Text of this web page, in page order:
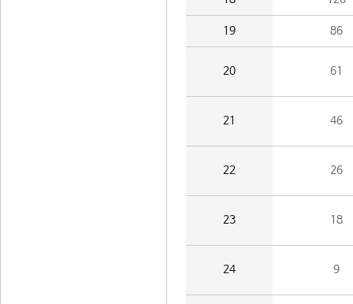
19 86
20 61
21 46
22 26
23 18
24 9